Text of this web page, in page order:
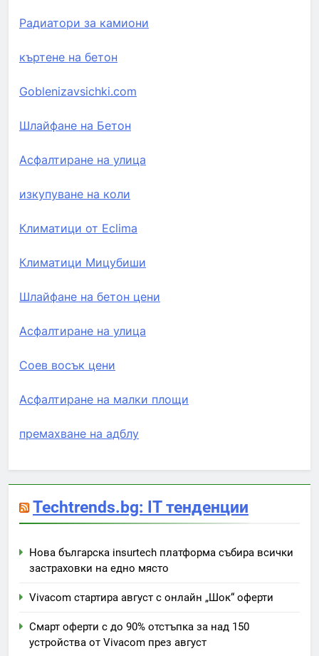
Радиатори за камиони
къртене на бетон
Goblenizavsichki.com
Шлайфане на Бетон
Асфалтиране на улица
изкупуване на коли
Климатици от Eclima
Климатици Мицубиши
Шлайфане на бетон цени
Асфалтиране на улица
Соев восък цени
Асфалтиране на малки площи
премахване на адблу
Techtrends.bg: IT тенденции
Нова българска insurtech платформа събира всички
застраховки на едно място
Vivacom стартира август с онлайн „Шок“ оферти
Смарт оферти с до 90% отстъпка за над 150
устройства от Vivacom през август